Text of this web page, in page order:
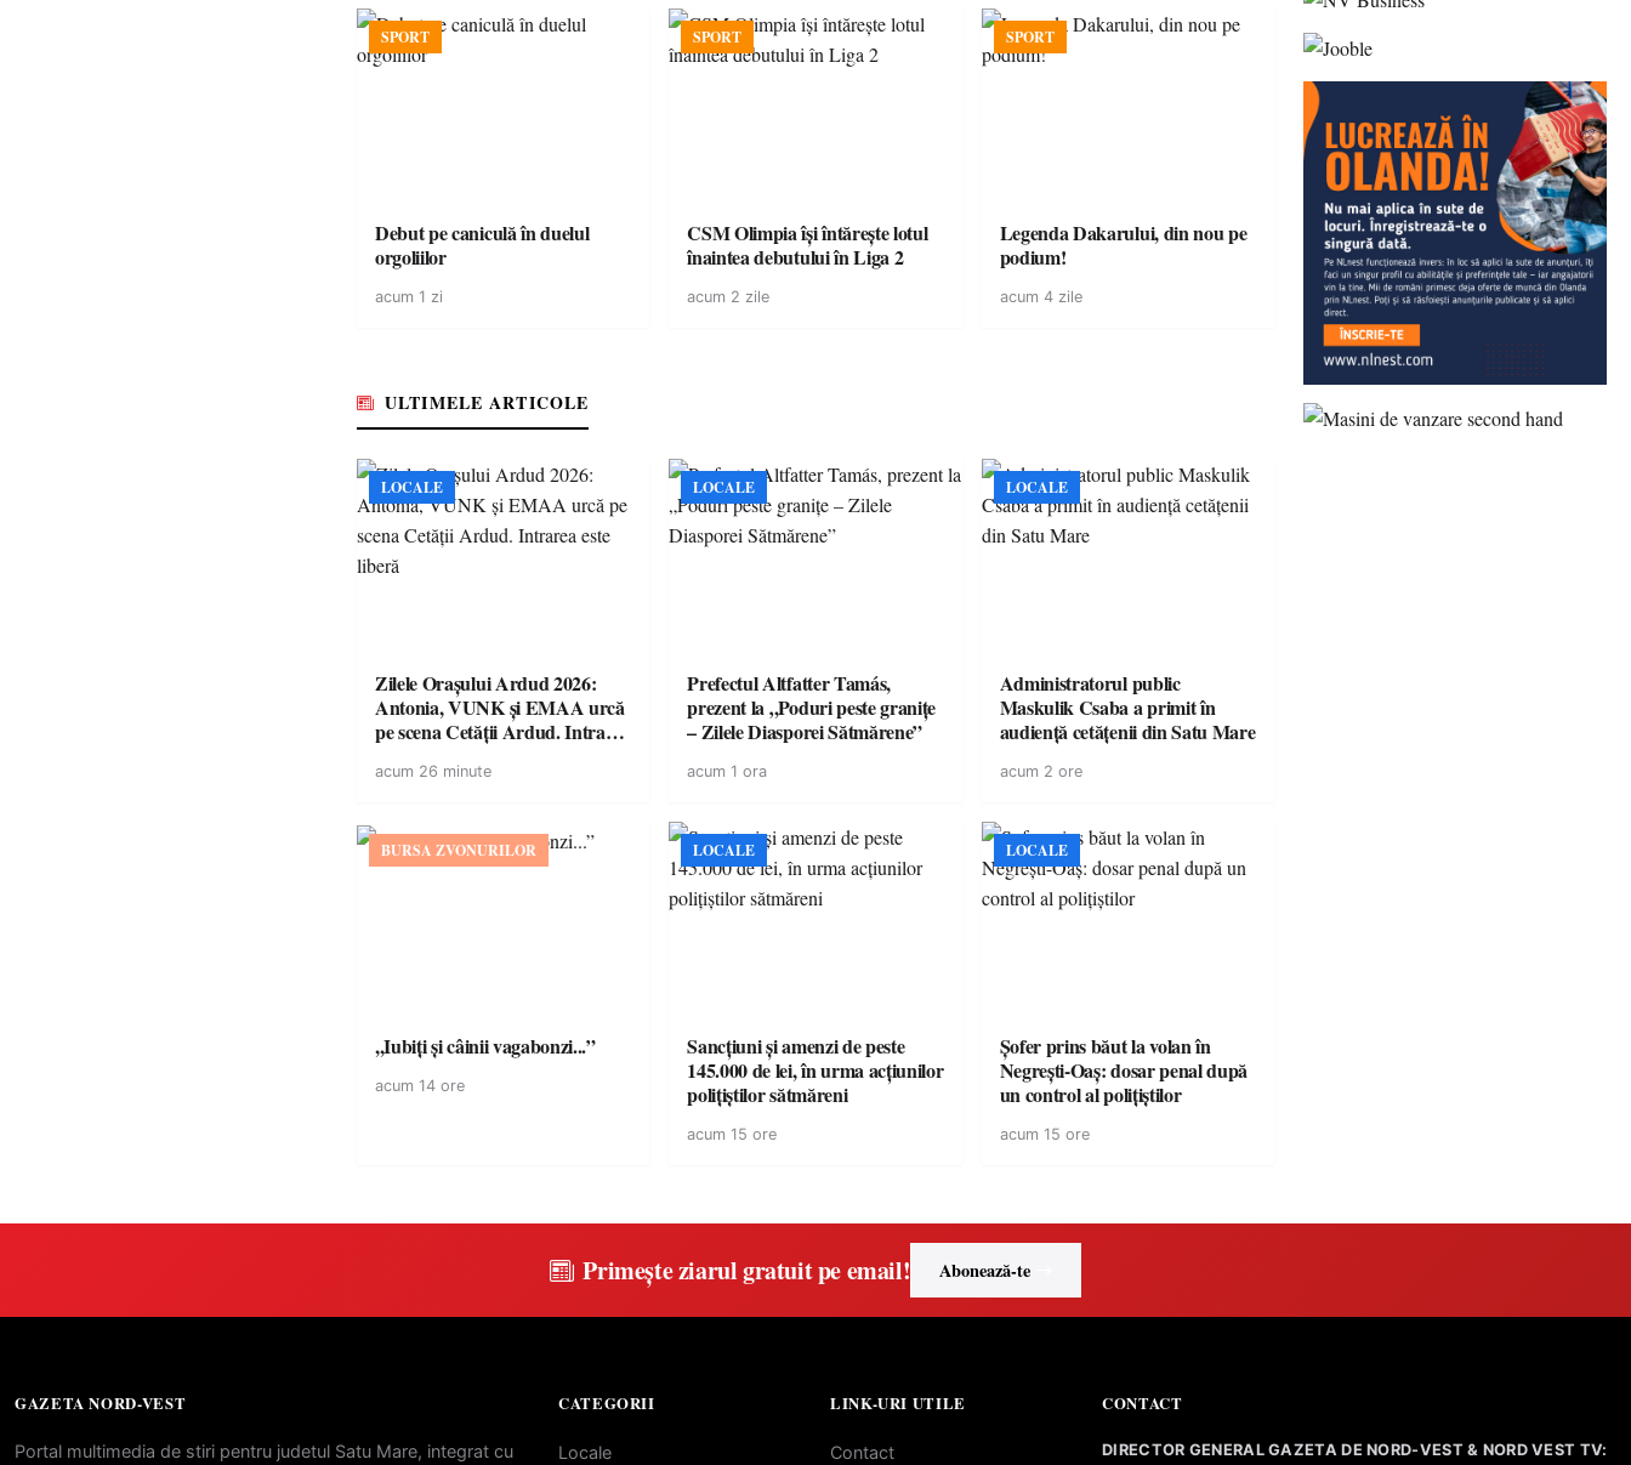
SPORT
Debut pe caniculă în duelul
orgoliilor
acum 1 zi
SPORT
CSM Olimpia își întărește lotul
înaintea debutului în Liga 2
acum 2 zile
SPORT
Legenda Dakarului, din nou pe
podium!
acum 4 zile
ULTIMELE ARTICOLE
LOCALE
Zilele Orașului Ardud 2026:
Antonia, VUNK și EMAA urcă
pe scena Cetății Ardud. Intrarea
acum 26 minute
LOCALE
Prefectul Altfatter Tamás,
prezent la „Poduri peste granițe
– Zilele Diasporei Sătmărene”
acum 1 ora
LOCALE
Administratorul public
Maskulik Csaba a primit în
audiență cetățenii din Satu Mare
acum 2 ore
BURSA ZVONURILOR
,,Iubiți și câinii vagabonzi...”
acum 14 ore
LOCALE
Sancțiuni și amenzi de peste
145.000 de lei, în urma acțiunilor
polițiștilor sătmăreni
acum 15 ore
LOCALE
Șofer prins băut la volan în
Negrești-Oaș: dosar penal după
un control al polițiștilor
acum 15 ore
Primește ziarul gratuit pe email! Abonează-te
GAZETA NORD-VEST
Portal multimedia de stiri pentru judetul Satu Mare, integrat cu
CATEGORII
Locale
LINK-URI UTILE
Contact
CONTACT
DIRECTOR GENERAL GAZETA DE NORD-VEST & NORD VEST TV: